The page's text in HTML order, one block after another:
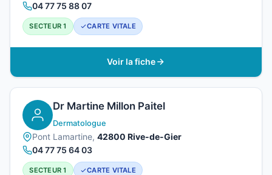
04 77 75 88 07
SECTEUR 1 CARTE VITALE
Voir la fiche
Dr Martine Millon Paitel
Dermatologue
Pont Lamartine, 42800 Rive-de-Gier
04 77 75 64 03
SECTEUR 1 CARTE VITALE